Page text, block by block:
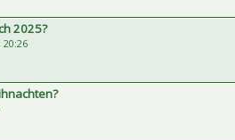
2025?
20:26